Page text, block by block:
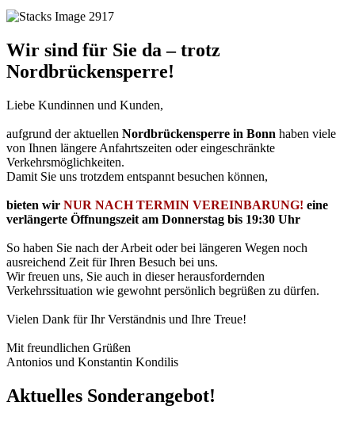
Wir sind für Sie da – trotz
Nordbrückensperre!
Liebe Kundinnen und Kunden,
aufgrund der aktuellen Nordbrückensperre in Bonn haben viele
von Ihnen längere Anfahrtszeiten oder eingeschränkte
Verkehrsmöglichkeiten.
Damit Sie uns trotzdem entspannt besuchen können,
bieten wir NUR NACH TERMIN VEREINBARUNG! eine
verlängerte Öffnungszeit am Donnerstag bis 19:30 Uhr
So haben Sie nach der Arbeit oder bei längeren Wegen noch
ausreichend Zeit für Ihren Besuch bei uns.
Wir freuen uns, Sie auch in dieser herausfordernden
Verkehrssituation wie gewohnt persönlich begrüßen zu dürfen.
Vielen Dank für Ihr Verständnis und Ihre Treue!
Mit freundlichen Grüßen
Antonios und Konstantin Kondilis
Aktuelles Sonderangebot!